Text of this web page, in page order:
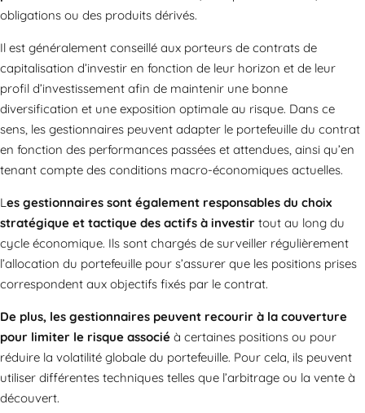
obligations ou des produits dérivés.
Il est généralement conseillé aux porteurs de contrats de
capitalisation d’investir en fonction de leur horizon et de leur
profil d’investissement afin de maintenir une bonne
diversification et une exposition optimale au risque. Dans ce
sens, les gestionnaires peuvent adapter le portefeuille du contrat
en fonction des performances passées et attendues, ainsi qu’en
tenant compte des conditions macro-économiques actuelles.
Les gestionnaires sont également responsables du choix
stratégique et tactique des actifs à investir tout au long du
cycle économique. Ils sont chargés de surveiller régulièrement
l’allocation du portefeuille pour s’assurer que les positions prises
correspondent aux objectifs fixés par le contrat.
De plus, les gestionnaires peuvent recourir à la couverture
pour limiter le risque associé à certaines positions ou pour
réduire la volatilité globale du portefeuille. Pour cela, ils peuvent
utiliser différentes techniques telles que l’arbitrage ou la vente à
découvert.